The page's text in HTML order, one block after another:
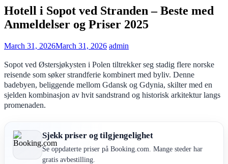
Hotell i Sopot ved Stranden – Beste med
Anmeldelser og Priser 2025
March 31, 2026March 31, 2026 admin
Sopot ved Østersjøkysten i Polen tiltrekker seg stadig flere norske
reisende som søker strandferie kombinert med byliv. Denne
badebyen, beliggende mellom Gdansk og Gdynia, skilter med en
sjelden kombinasjon av hvit sandstrand og historisk arkitektur langs
promenaden.
Sjekk priser og tilgjengelighet
Se oppdaterte priser på Booking.com. Mange steder har
gratis avbestilling.